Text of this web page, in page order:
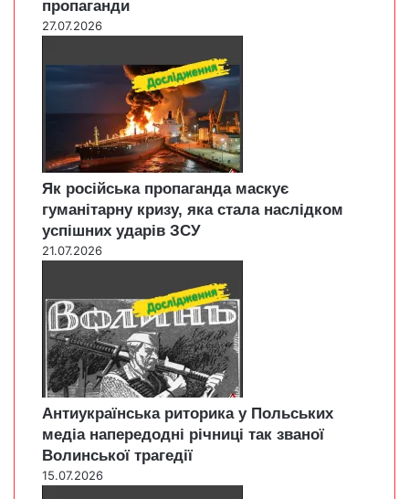
пропаганди
27.07.2026
Як російська пропаганда маскує
гуманітарну кризу, яка стала наслідком
успішних ударів ЗСУ
21.07.2026
Антиукраїнська риторика у Польських
медіа напередодні річниці так званої
Волинської трагедії
15.07.2026